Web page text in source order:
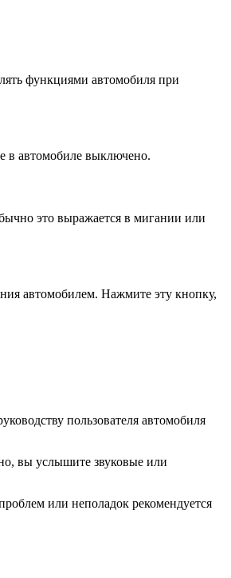
функциями автомобиля при
в автомобиле выключено.
это выражается в мигании или
автомобилем. Нажмите эту кнопку,
пользователя автомобиля
вы услышите звуковые или
или неполадок рекомендуется